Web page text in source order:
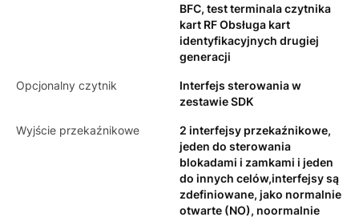
BFC, test terminala czytnika
kart RF Obsługa kart
identyfikacyjnych drugiej
generacji
Opcjonalny czytnik
Interfejs sterowania w
zestawie SDK
Wyjście przekaźnikowe
2 interfejsy przekaźnikowe,
jeden do sterowania
blokadami i zamkami i jeden
do innych celów,interfejsy są
zdefiniowane, jako normalnie
otwarte (NO), noormalnie